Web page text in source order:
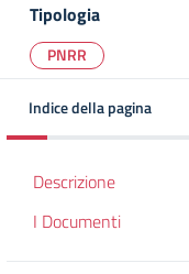
Tipologia
PNRR
Indice della pagina
Descrizione
I Documenti